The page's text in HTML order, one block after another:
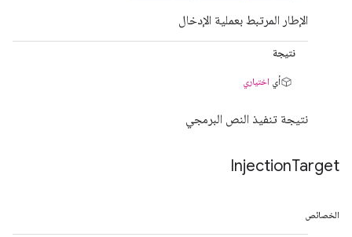
الإطار المرتبط بعملية الإدخال
نتيجة
أي اختياري
نتيجة تنفيذ النص البرمجي
InjectionTarget
الخصائص